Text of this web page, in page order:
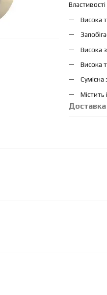
Висока
Висока
Висока
Містить
Доставка